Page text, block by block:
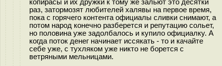
копирасы и их дружки к тому же зальют это десятки
раз, затормозят любителей халявы на первое время,
пока с горячего контента официалы сливки снимают, а
потом народ конечно разберется и репутацию сольет,
но половина уже задолбалось и купило официалку. А
когда поток денег начинает иссякать - то и качайте
себе уже, с тухляком уже никто не борется с
ветряными мельницами.